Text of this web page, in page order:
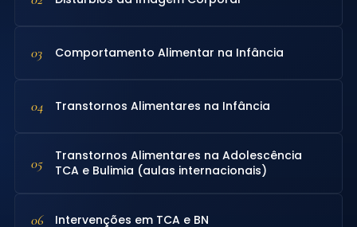
03 Comportamento Alimentar na Infância
04 Transtornos Alimentares na Infância
05
Transtornos Alimentares na Adolescência
TCA e Bulimia (aulas internacionais)
06 Intervenções em TCA e BN